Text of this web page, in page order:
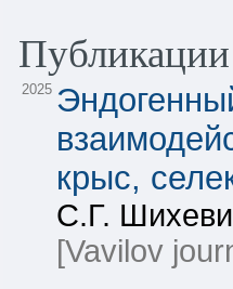
Публикации
2025
крыс,
С.Г.
[Vavilov